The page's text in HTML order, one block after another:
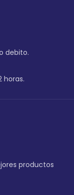
debito.
horas.
productos